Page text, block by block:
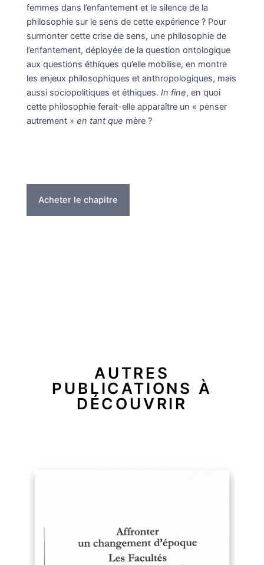
femmes dans l’enfantement et le silence de la
philosophie sur le sens de cette expérience ? Pour
surmonter cette crise de sens, une philosophie de
l’enfantement, déployée de la question ontologique
aux questions éthiques qu’elle mobilise, en montre
les enjeux philosophiques et anthropologiques, mais
aussi sociopolitiques et éthiques. In fine, en quoi
cette philosophie ferait-elle apparaître un « penser
autrement » en tant que mère ?
Acheter le chapitre
AUTRES
PUBLICATIONS À
DÉCOUVRIR